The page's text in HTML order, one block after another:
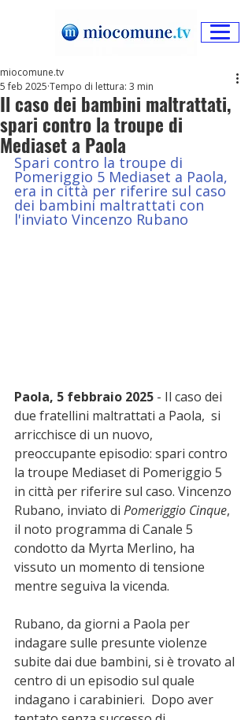
Il caso dei bambini maltrattati,
spari contro la troupe di
Mediaset a Paola
miocomune.tv
5 feb 2025 Tempo di lettura: 3 min
Spari contro la troupe di
Pomeriggio 5 Mediaset a Paola,
era in città per riferire sul caso
dei bambini maltrattati con
l'inviato Vincenzo Rubano
Paola, 5 febbraio 2025 - Il caso dei
due fratellini maltrattati a Paola,  si
arricchisce di un nuovo,
preoccupante episodio: spari contro
la troupe Mediaset di Pomeriggio 5
in città per riferire sul caso. Vincenzo
Rubano, inviato di Pomeriggio Cinque,
il noto programma di Canale 5
condotto da Myrta Merlino, ha
vissuto un momento di tensione
mentre seguiva la vicenda.
Rubano, da giorni a Paola per
indagare sulle presunte violenze
subite dai due bambini, si è trovato al
centro di un episodio sul quale
indagano i carabinieri.  Dopo aver